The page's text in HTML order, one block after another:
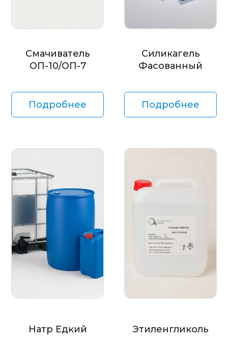
Смачиватель
ОП-10/ОП-7
Подробнее
Силикагель
Фасованный
Подробнее
Натр Едкий Этиленгликоль